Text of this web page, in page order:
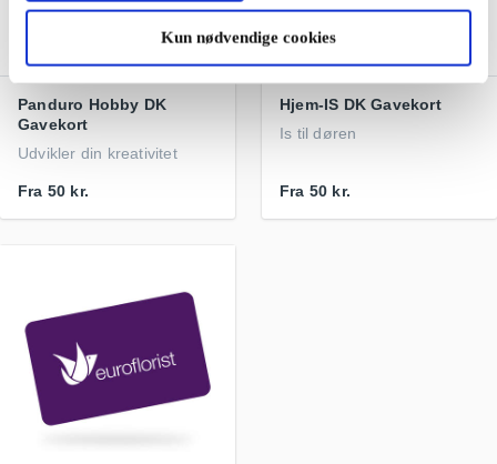
Kun nødvendige cookies
Panduro Hobby DK
Gavekort
Udvikler din kreativitet
Fra 50 kr.
Hjem-IS DK Gavekort
Is til døren
Fra 50 kr.